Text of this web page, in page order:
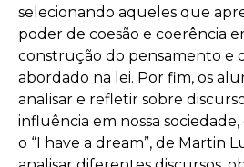
selecionando aqueles que
poder de coesão e coerência
construção do pensamento e
abordado na lei. Por fim, os
analisar e refletir sobre
influência em nossa
o “I have a dream”, de Martin